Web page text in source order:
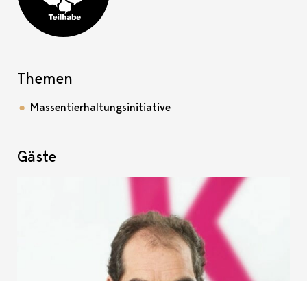
Themen
Massentierhaltungsinitiative
Gäste